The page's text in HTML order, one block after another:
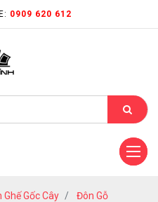
0909 620 612
Ghế Gốc Cây
Đôn Gỗ